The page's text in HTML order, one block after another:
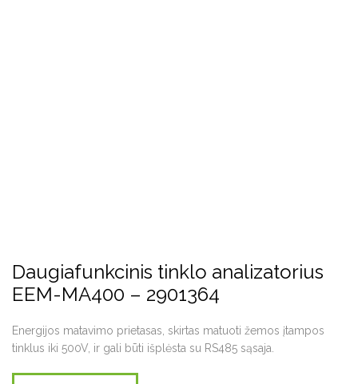
Daugiafunkcinis tinklo analizatorius
EEM-MA400 – 2901364
Energijos matavimo prietasas, skirtas matuoti žemos įtampos
tinklus iki 500V, ir gali būti išplėsta su RS485 sąsaja.